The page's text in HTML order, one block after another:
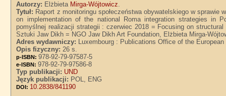
Autorzy: Elżbieta Mirga-Wójtowicz.
Tytuł: Raport z monitoringu społeczeństwa obywatelskiego w
on implementation of the national Roma integration strategies in
pomyślnej realizacji strategii : czerwiec 2018 = Focusing on
Sztuki Jaw Dikh = NGO Jaw Dikh Art Foundation, Elżbieta Mirga-
Adres wydawniczy: Luxembourg : Publications Office of the European
Opis fizyczny:26 s.
p-ISBN:978-92-79-97587-5
e-ISBN:978-92-79-97586-8
Typ publikacji: UND
Język publikacji: POL, ENG
DOI: 10.2838/841190